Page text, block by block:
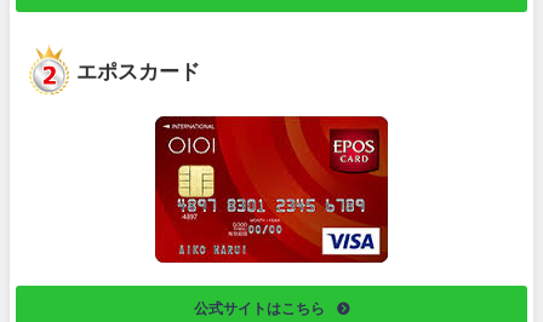
エポスカード
公式サイトはこちら